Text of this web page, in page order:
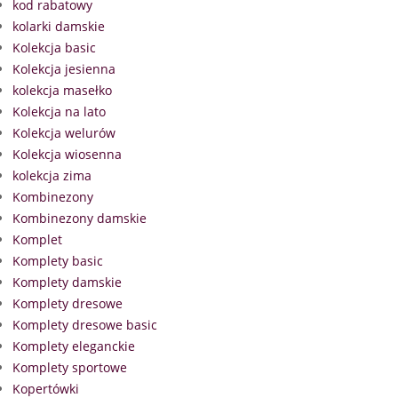
kod rabatowy
kolarki damskie
Kolekcja basic
Kolekcja jesienna
kolekcja masełko
Kolekcja na lato
Kolekcja welurów
Kolekcja wiosenna
kolekcja zima
Kombinezony
Kombinezony damskie
Komplet
Komplety basic
Komplety damskie
Komplety dresowe
Komplety dresowe basic
Komplety eleganckie
Komplety sportowe
Kopertówki